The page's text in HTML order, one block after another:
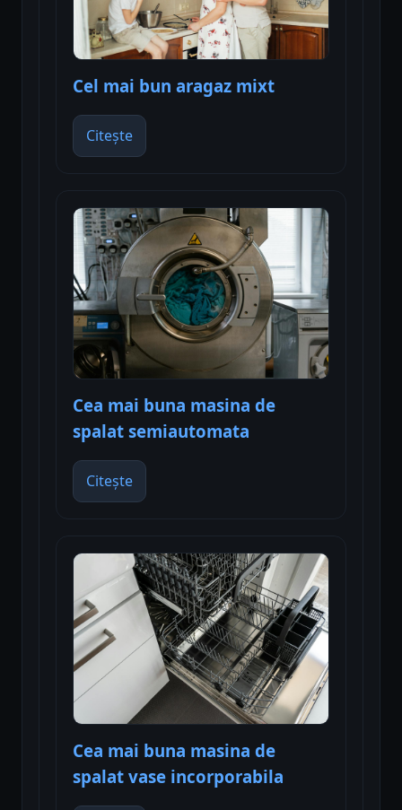
Cel mai bun aragaz mixt
Citește
Cea mai buna masina de
spalat semiautomata
Citește
Cea mai buna masina de
spalat vase incorporabila